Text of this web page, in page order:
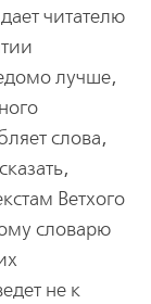
читателю
лучше,
слова,
Ветхого
словарю
не к